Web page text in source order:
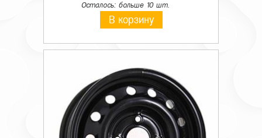
Осталось: больше 10 шт.
В корзину